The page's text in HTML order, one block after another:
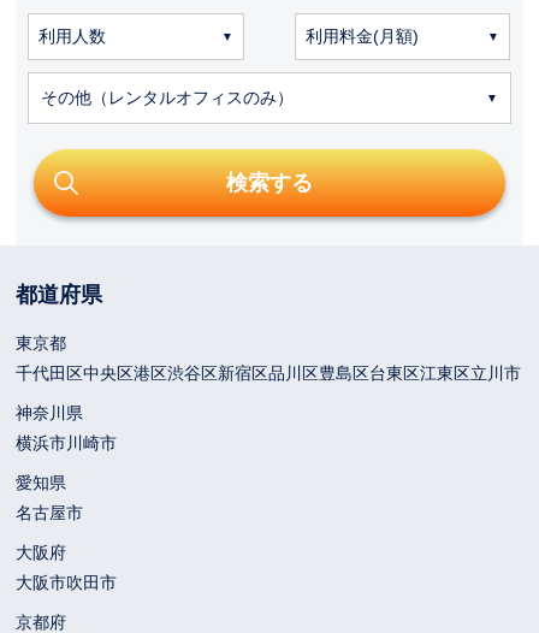
その他（レンタルオフィスのみ）
都道府県
東京都
千代田区中央区港区渋谷区新宿区品川区豊島区台東区江東区立川市
神奈川県
横浜市川崎市
愛知県
名古屋市
大阪府
大阪市吹田市
京都府